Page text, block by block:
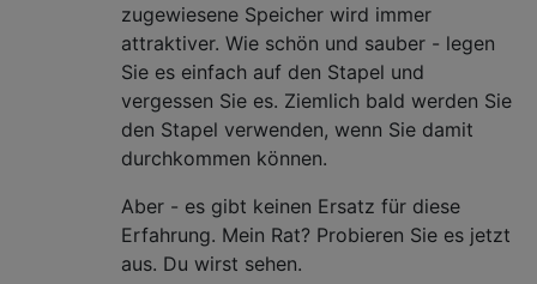
zugewiesene Speicher wird immer
attraktiver. Wie schön und sauber - legen
Sie es einfach auf den Stapel und
vergessen Sie es. Ziemlich bald werden Sie
den Stapel verwenden, wenn Sie damit
durchkommen können.
Aber - es gibt keinen Ersatz für diese
Erfahrung. Mein Rat? Probieren Sie es jetzt
aus. Du wirst sehen.